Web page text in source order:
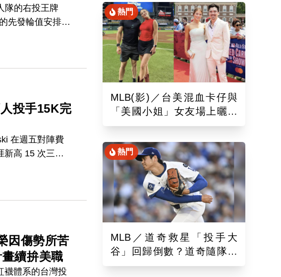
隊的右投王牌
先發輪值安排，
投手15K完
在週五對陣費
新高 15 次三
因傷勢所苦
續拚美職
襪體系的台灣投
熱門
MLB(影)／台美混血卡仔與
「美國小姐」女友場上曬恩
愛！賽前獻唱大谷翔平場邊
熱門
MLB／道奇救星「投手大
谷」回歸倒數？道奇隨隊記
者樂觀曝「最新進展」